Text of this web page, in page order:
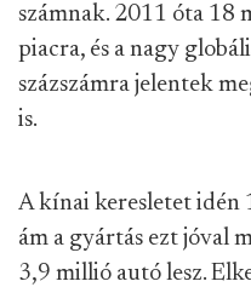
számnak. 2011 óta 18
piacra, és a nagy
százszámra jelentek
is.
A kínai keresletet idén
ám a gyártás ezt jóval
3,9 millió autó lesz.